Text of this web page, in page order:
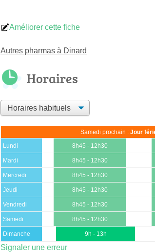
Améliorer cette fiche
Autres pharmas à Dinard
Horaires
Samedi prochain : Jour
Lundi 8h45 - 12h30
Mardi 8h45 - 12h30
Mercredi 8h45 - 12h30
Jeudi 8h45 - 12h30
Vendredi 8h45 - 12h30
Samedi 8h45 - 12h30
Dimanche 9h - 13h
Signaler une erreur